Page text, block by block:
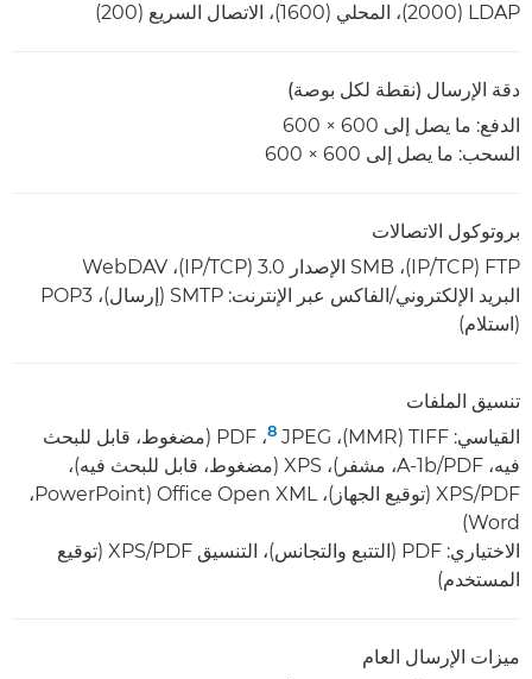
LDAP ‏(2000)، المحلي (1600)، الاتصال السريع (200)
دقة الإرسال (نقطة لكل بوصة)
الدفع: ما يصل إلى 600 × 600
السحب: ما يصل إلى 600 × 600
بروتوكول الاتصالات
FTP‏ (TCP‏/IP)‏، SMB الإصدار 3.0 (TCP‏/IP)‏، WebDAV
البريد الإلكتروني/الفاكس عبر الإنترنت: SMTP (إرسال)، POP3
(استلام)
تنسيق الملفات
القياسي: TIFF‏ (MMR)‏، JPEG ‏
8
، ‏PDF‏ (مضغوط، قابل للبحث
فيه، PDF‏/A-1b، مشفر)، XPS‏ (مضغوط، قابل للبحث فيه)،
PDF‏/XPS‏ (توقيع الجهاز)، Office Open XML‏ (PowerPoint‏،
Word)
الاختياري: PDF (التتبع والتجانس)، التنسيق PDF‏/XPS (توقيع
المستخدم)
ميزات الإرسال العام